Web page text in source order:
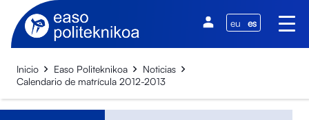
eu es
Inicio Easo Politeknikoa
Noticias
Calendario de matrícula 2012-2013